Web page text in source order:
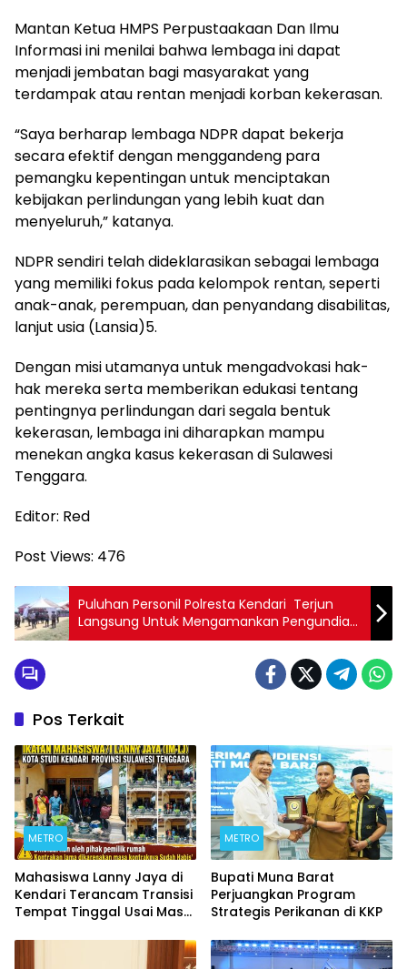
Mantan Ketua HMPS Perpustaakaan Dan Ilmu
Informasi ini menilai bahwa lembaga ini dapat
menjadi jembatan bagi masyarakat yang
terdampak atau rentan menjadi korban kekerasan.
“Saya berharap lembaga NDPR dapat bekerja
secara efektif dengan menggandeng para
pemangku kepentingan untuk menciptakan
kebijakan perlindungan yang lebih kuat dan
menyeluruh,” katanya.
NDPR sendiri telah dideklarasikan sebagai lembaga
yang memiliki fokus pada kelompok rentan, seperti
anak-anak, perempuan, dan penyandang disabilitas,
lanjut usia (Lansia)5.
Dengan misi utamanya untuk mengadvokasi hak-
hak mereka serta memberikan edukasi tentang
pentingnya perlindungan dari segala bentuk
kekerasan, lembaga ini diharapkan mampu
menekan angka kasus kekerasan di Sulawesi
Tenggara.
Editor: Red
Post Views: 476
Puluhan Personil Polresta Kendari Terjun
Langsung Untuk Mengamankan Pengundian
Dan Penetapan Nomor Urut Paslon Bupati
Pos Terkait
METRO
Mahasiswa Lanny Jaya di
Kendari Terancam Transisi
Tempat Tinggal Usai Masa
METRO
Bupati Muna Barat
Perjuangkan Program
Strategis Perikanan di KKP